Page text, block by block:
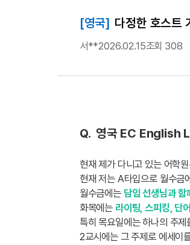
[영국] 다정한 호스트
서**2026.02.15조회 308
Q. 영국 EC English
현재 제가 다니고 있는 어학
현재 저는 A타입으로 월수금
월수금에는 담임 선생님과
화목에는 라이팅, 스피킹, 단
특히 목요일에는 하나의 주
2교시에는 그 주제로 에세이